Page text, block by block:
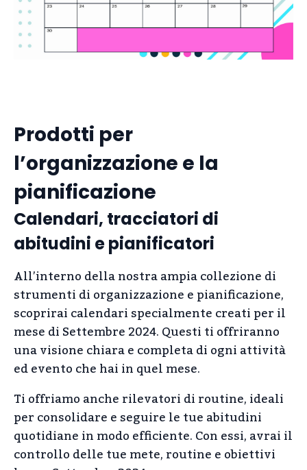
Prodotti per
l’organizzazione e la
pianificazione
Calendari, tracciatori di
abitudini e pianificatori
All’interno della nostra ampia collezione di
strumenti di organizzazione e pianificazione,
scoprirai calendari specialmente creati per il
mese di Settembre 2024. Questi ti offriranno
una visione chiara e completa di ogni attività
ed evento che hai in quel mese.
Ti offriamo anche rilevatori di routine, ideali
per consolidare e seguire le tue abitudini
quotidiane in modo efficiente. Con essi, avrai il
controllo delle tue mete, routine e obiettivi